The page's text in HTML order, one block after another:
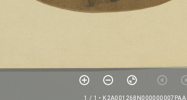
1 / 1 • K2A001268N000000007PAA